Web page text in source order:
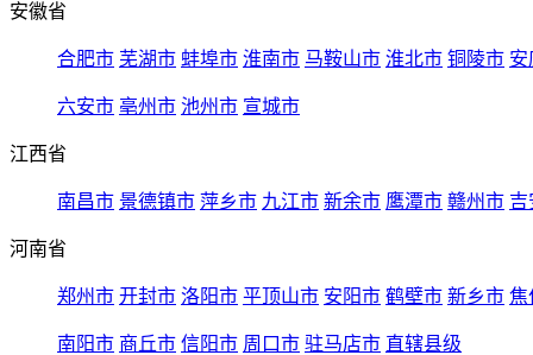
安徽省
合肥市 芜湖市 蚌埠市 淮南市 马鞍山市 淮北市 铜陵市 安
六安市 亳州市 池州市 宣城市
江西省
南昌市 景德镇市 萍乡市 九江市 新余市 鹰潭市 赣州市 吉
河南省
郑州市 开封市 洛阳市 平顶山市 安阳市 鹤壁市 新乡市 焦
南阳市 商丘市 信阳市 周口市 驻马店市 直辖县级